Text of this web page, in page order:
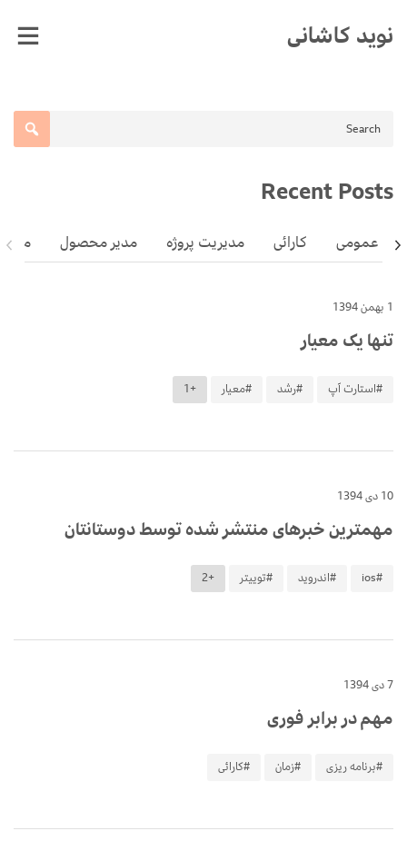
content
نوید کاشانی
Recent Posts
عمومی کارائی مدیریت پروژه مدیر محصول
1 بهمن 1394
تنها یک معیار
#استارت آپ #رشد #معیار +1
10 دی 1394
مهمترین خبرهای منتشر شده توسط دوستانتان
#ios #اندروید #توییتر +2
7 دی 1394
مهم در برابر فوری
#برنامه ریزی #زمان #کارائی